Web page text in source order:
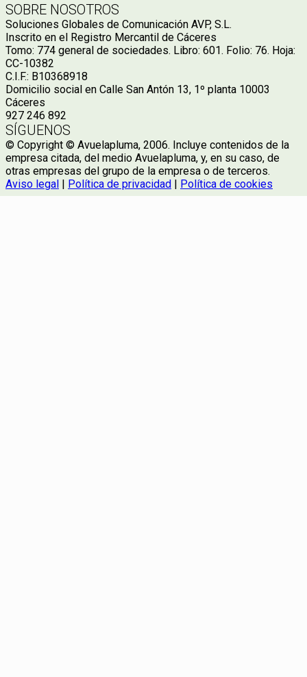
SOBRE NOSOTROS
Soluciones Globales de Comunicación AVP, S.L.
Inscrito en el Registro Mercantil de Cáceres
Tomo: 774 general de sociedades. Libro: 601. Folio: 76. Hoja:
CC-10382
C.I.F.: B10368918
Domicilio social en Calle San Antón 13, 1º planta 10003
Cáceres
927 246 892
SÍGUENOS
© Copyright © Avuelapluma, 2006. Incluye contenidos de la
empresa citada, del medio Avuelapluma, y, en su caso, de
otras empresas del grupo de la empresa o de terceros.
Aviso legal | Política de privacidad | Política de cookies